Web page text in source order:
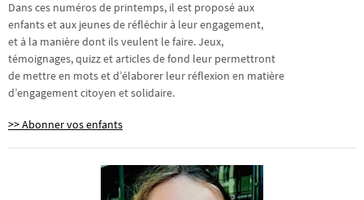
Dans ces numéros de printemps, il est proposé aux
enfants et aux jeunes de réfléchir à leur engagement,
et à la manière dont ils veulent le faire. Jeux,
témoignages, quizz et articles de fond leur permettront
de mettre en mots et d’élaborer leur réflexion en matière
d’engagement citoyen et solidaire.
>> Abonner vos enfants